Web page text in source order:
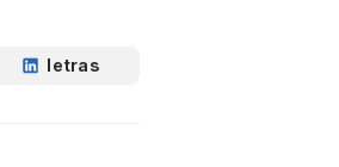
letras